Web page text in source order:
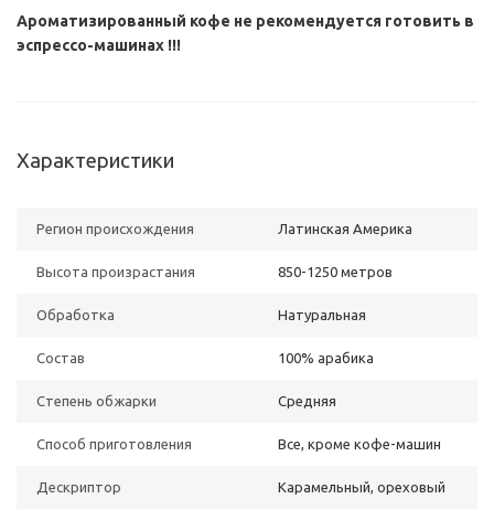
Ароматизированный кофе не рекомендуется готовить в
эспрессо-машинах !!!
Характеристики
Регион происхождения Латинская Америка
Высота произрастания 850-1250 метров
Обработка Натуральная
Состав 100% арабика
Степень обжарки Средняя
Способ приготовления Все, кроме кофе-машин
Дескриптор Карамельный, ореховый